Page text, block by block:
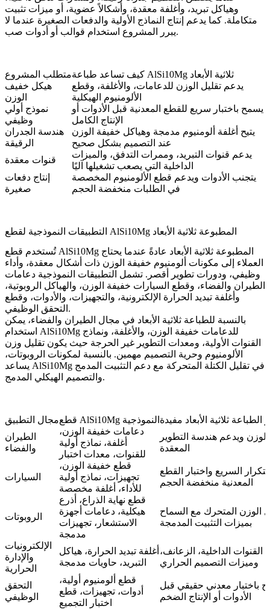
وهياكل تبريد، وأغلفة معقدة، وأشكالاً عضوية، أو ميزات تثبيت
متكاملة. كما يدعم إنتاج النماذج الأولية والدفعات الصغيرة عندما لا
يبرر المشروع استخدام قوالب أو أدوات صب.
متطلب المشروع
كيف تساعد طباعة AlSi10Mg ثلاثية الأبعاد
هيكل خفيف
الوزن
يدعم تقليل الوزن للدعامات، والأغلفة، وقطع
الألومنيوم الهيكلية
نموذج أولي
وظيفي
يسمح باختبار سريع للقطع المعدنية قبل الأدوات أو
الإنتاج الكامل
هندسة الجدران
الرقيقة
يتيح أغلفة ألومنيوم مدمجة وهياكل خفيفة الوزن
عند التصميم بشكل صحيح
قنوات معقدة
يدعم قنوات التبريد، وممرات التدفق، والميزات
الداخلية التي يصعب تشغيلها آليًا
إنتاج دفعات
صغيرة
يتجنب الأدوات ويدعم قطع الألومنيوم المخصصة
في الطلبات منخفضة الحجم
التطبيقات النموذجية لقطع AlSi10Mg المطبوعة ثلاثية الأبعاد
تُستخدم قطع AlSi10Mg المطبوعة ثلاثية الأبعاد عادةً عندما يحتاج
العملاء إلى مكونات ألومنيوم خفيفة الوزن ذات أشكال معقدة، وأداء
وظيفي، ودورات تطوير أقصر. تشمل التطبيقات النموذجية دعامات
الطيران والفضاء، وقطع السيارات خفيفة الوزن، والهياكل الروبوتية،
وأغلفة تبديد الحرارة الإلكترونية، والتجهيزات، والأدوات، وقطع
التحقق الوظيفي.
بالنسبة للطباعة ثلاثية الأبعاد في مجال الطيران والفضاء، يمكن
استخدام AlSi10Mg للدعامات خفيفة الوزن، والأغلفة، ونماذج
القنوات الأولية، ومعدات التطوير غير الحرجة حيث يكون تقليل وزن
الألومنيوم وحرية التصميم مهمين. بالنسبة لمكونات الروبوتات،
يساعد AlSi10Mg في تقليل الكتلة المتحركة مع دعم التثبيت المدمج
والتصميم الهيكلي المدمج.
مجال التطبيق قطع AlSi10Mg النموذجية الطباعة ثلاثية الأبعاد مفيدة
الطيران
والفضاء
دعامات خفيفة الوزن،
أغلفة، نماذج أولية
للقنوات، معدات اختبار
ويدعم هندسة التطوير
المعقدة
السيارات
قطع خفيفة الوزن،
تجهيزات، نماذج أولية
للأداء، أغلفة مخصصة
السريع واختبار القطع
المعدنية منخفضة الحجم
الروبوتات
قطع نهاية الذراع، أذرع
هيكلية، دعامات أجهزة
الاستشعار، تجهيزات
مدمجة
الوزن المتحرك مع السماح
بميزات التثبيت المدمجة
الإلكترونيات
والإدارة
الحرارية
أغلفة تبديد الحرارة، هياكل
التبريد، حاويات مدمجة
القنوات الداخلية، الزعانف،
وميزات التصميم الحراري
التحقق
الوظيفي
قطع ألومنيوم أولية،
أدوات، تجهيزات، قطع
اختبار التجميع
باختبار معدني حقيقي قبل
الأدوات أو الإنتاج الضخم